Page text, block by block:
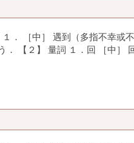
１． ［中］ 遇到（多指不幸
． 【２】 量詞 １．回 ［中］